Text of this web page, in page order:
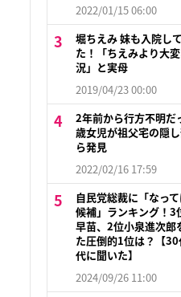
2022/01/15 06:00
堀ちえみ 妹も入院し
た！「ちえみより大
況」と実母
2019/04/23 00:00
2年前から行方不明だ
歳女児が祖父宅の隠
ら発見
2022/02/16 17:59
自民党総裁に「なっ
候補」ランキング！3
早苗、2位小泉進次郎
た圧倒的1位は？【
代に聞いた】
2024/09/26 11:00